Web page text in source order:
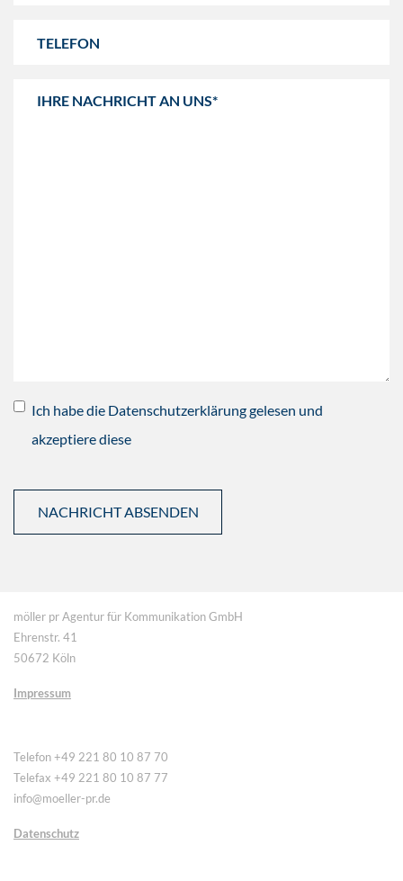
Ich habe die Datenschutzerklärung gelesen und
akzeptiere diese
möller pr Agentur für Kommunikation GmbH
Ehrenstr. 41
50672 Köln
Impressum
Telefon +49 221 80 10 87 70
Telefax +49 221 80 10 87 77
info@moeller-pr.de
Datenschutz